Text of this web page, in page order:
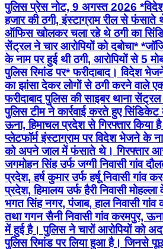
पुलिस प्रेस नोट, 9 अगस्त 2026
हजार की ठगी, इंस्टाग्राम रील से फंसाते
ऑफिस खोलकर चला रहे थे ठगी का
सेंट्रल ने चार आरोपियों को दबोचा*
के नाम पर हुई थी ठगी, आरोपियों से 5
पुलिस रिमांड पर* फरीदाबाद। विदेश
का झांसा देकर लोगों से ठगी करने वाले
फरीदाबाद पुलिस की साइबर थाना सेंट्रल
पुलिस टीम ने कार्रवाई करते हुए सिंडिकेट
ऊना, हिमाचल प्रदेश से गिरफ्तार किया
प्लेटफॉर्म इंस्टाग्राम पर विदेश भेजने के
को अपने जाल में फंसाते थे। गिरफ्तार
जगमोहन सिंह उर्फ जग्गी निवासी गांव
प्रदेश, हर्ष कुमार उर्फ हर्षू निवासी गांव
प्रदेश, हिमालय उर्फ हैरी निवासी मोहल्ला
भगत सिंह नगर, पंजाब, हाल निवासी
तथा गगन सैनी निवासी गांव करमपुर,
में हुई है। पुलिस ने चारों आरोपियों को
पुलिस रिमांड पर लिया हुआ है। जिनसे